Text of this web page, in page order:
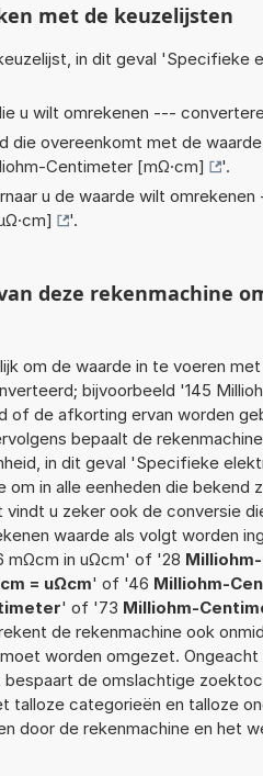
met de keuzelijsten
in dit geval 'Specifieke
u wilt omrekenen ---
die overeenkomt met de
Centimeter [mΩ·cm]
'.
u de waarde wilt
'.
deze rekenmachine
om de waarde in te voeren
bijvoorbeeld '145
of de afkorting ervan worden
bepaalt de
in dit geval 'Specifieke
in alle eenheden die bekend
u zeker ook de conversie
waarde als volgt worden
in uΩcm' of '28
= uΩcm' of '46 Milliohm-
' of '73 Milliohm-
de rekenmachine ook
worden omgezet.
de omslachtige
talloze categorieën en talloze
door de rekenmachine en het